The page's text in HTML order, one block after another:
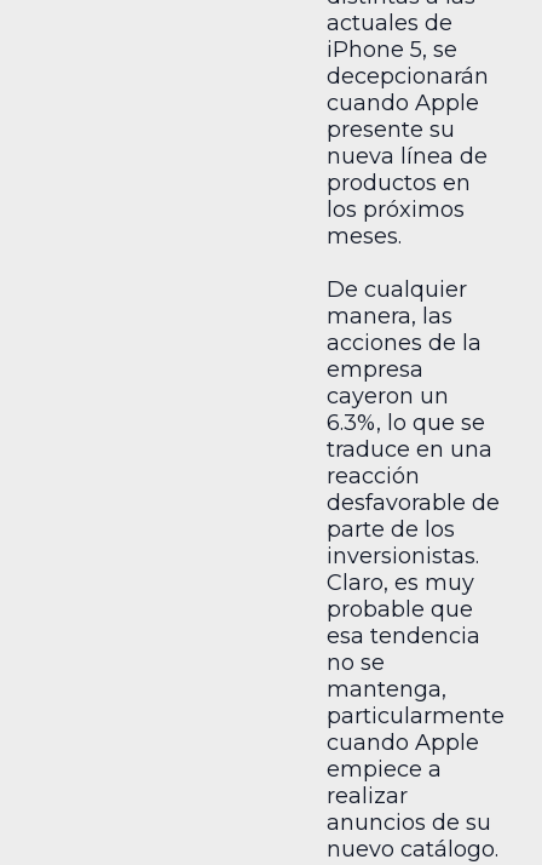
actuales de
iPhone 5, se
decepcionarán
cuando Apple
presente su
nueva línea de
productos en
los próximos
meses.
De cualquier
manera, las
acciones de la
empresa
cayeron un
6.3%, lo que se
traduce en una
reacción
desfavorable de
parte de los
inversionistas.
Claro, es muy
probable que
esa tendencia
no se
mantenga,
particularmente
cuando Apple
empiece a
realizar
anuncios de su
nuevo catálogo.